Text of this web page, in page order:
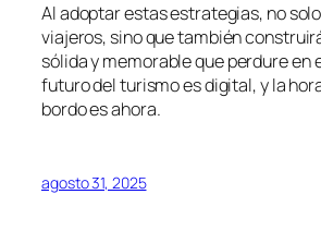
Al adoptar estas estrategias, no
viajeros, sino que también
sólida y memorable que perdure en
futuro del turismo es digital, y la
bordo es ahora.
agosto 31, 2025